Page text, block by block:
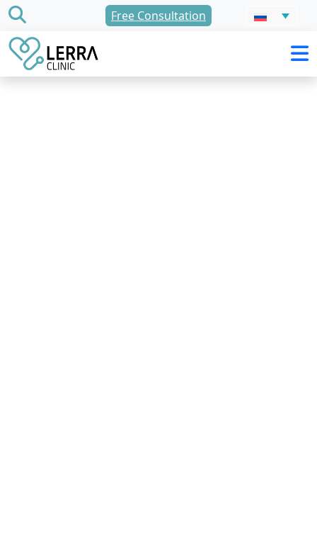
перейти
содержанию
Free Consultation